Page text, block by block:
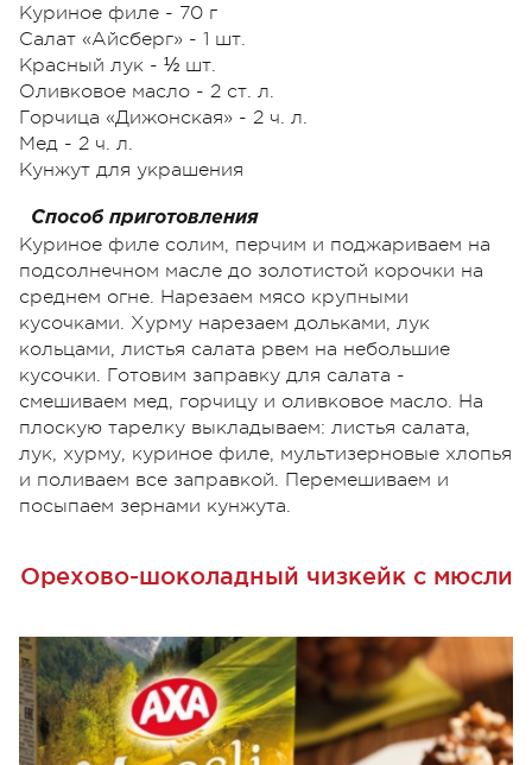
Куриное филе - 70 г
Салат «Айсберг» - 1 шт.
Красный лук - ½ шт.
Оливковое масло - 2 ст. л.
Горчица «Дижонская» - 2 ч. л.
Мед - 2 ч. л.
Кунжут для украшения
Способ приготовления
Куриное филе солим, перчим и поджариваем на
подсолнечном масле до золотистой корочки на
среднем огне. Нарезаем мясо крупными
кусочками. Хурму нарезаем дольками, лук
кольцами, листья салата рвем на небольшие
кусочки. Готовим заправку для салата -
смешиваем мед, горчицу и оливковое масло. На
плоскую тарелку выкладываем: листья салата,
лук, хурму, куриное филе, мультизерновые хлопья
и поливаем все заправкой. Перемешиваем и
посыпаем зернами кунжута.
Орехово-шоколадный чизкейк с мюсли